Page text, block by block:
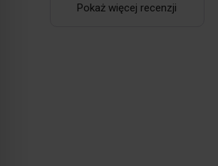
Pokaż więcej recenzji